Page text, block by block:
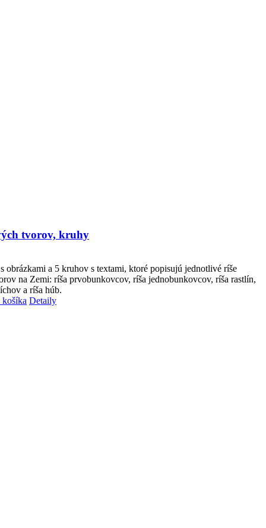
tvorov, kruhy
obrázkami a 5 kruhov s textami, ktoré popisujú jednotlivé ríše
na Zemi: ríša prvobunkovcov, ríša jednobunkovcov, ríša rastlín,
a ríša húb.
Detaily